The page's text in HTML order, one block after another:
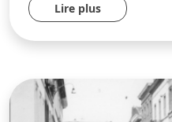
Lire plus